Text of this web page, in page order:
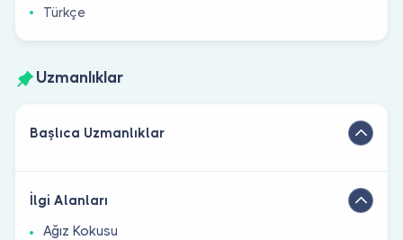
Türkçe
Uzmanlıklar
Başlıca Uzmanlıklar
İlgi Alanları
Ağız Kokusu